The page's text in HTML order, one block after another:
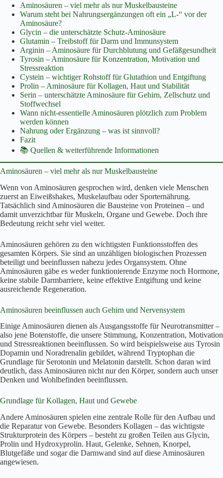
Aminosäuren – viel mehr als nur Muskelbausteine
Warum steht bei Nahrungsergänzungen oft ein „L-“ vor der
Aminosäure?
Glycin – die unterschätzte Schutz-Aminosäure
Glutamin – Treibstoff für Darm und Immunsystem
Arginin – Aminosäure für Durchblutung und Gefäßgesundheit
Tyrosin – Aminosäure für Konzentration, Motivation und
Stressreaktion
Cystein – wichtiger Rohstoff für Glutathion und Entgiftung
Prolin – Aminosäure für Kollagen, Haut und Stabilität
Serin – unterschätzte Aminosäure für Gehirn, Zellschutz und
Stoffwechsel
Wann nicht-essentielle Aminosäuren plötzlich zum Problem
werden können
Nahrung oder Ergänzung – was ist sinnvoll?
Fazit
📚 Quellen & weiterführende Informationen
Aminosäuren – viel mehr als nur Muskelbausteine
Wenn von Aminosäuren gesprochen wird, denken viele Menschen
zuerst an Eiweißshakes, Muskelaufbau oder Sporternährung.
Tatsächlich sind Aminosäuren die Bausteine von Proteinen – und
damit unverzichtbar für Muskeln, Organe und Gewebe. Doch ihre
Bedeutung reicht sehr viel weiter.
Aminosäuren gehören zu den wichtigsten Funktionsstoffen des
gesamten Körpers. Sie sind an unzähligen biologischen Prozessen
beteiligt und beeinflussen nahezu jedes Organsystem. Ohne
Aminosäuren gäbe es weder funktionierende Enzyme noch Hormone,
keine stabile Darmbarriere, keine effektive Entgiftung und keine
ausreichende Regeneration.
Aminosäuren beeinflussen auch Gehirn und Nervensystem
Einige Aminosäuren dienen als Ausgangsstoffe für Neurotransmitter –
also jene Botenstoffe, die unsere Stimmung, Konzentration, Motivation
und Stressreaktionen beeinflussen. So wird beispielsweise aus Tyrosin
Dopamin und Noradrenalin gebildet, während Tryptophan die
Grundlage für Serotonin und Melatonin darstellt. Schon daran wird
deutlich, dass Aminosäuren nicht nur den Körper, sondern auch unser
Denken und Wohlbefinden beeinflussen.
Grundlage für Kollagen, Haut und Gewebe
Andere Aminosäuren spielen eine zentrale Rolle für den Aufbau und
die Reparatur von Gewebe. Besonders Kollagen – das wichtigste
Strukturprotein des Körpers – besteht zu großen Teilen aus Glycin,
Prolin und Hydroxyprolin. Haut, Gelenke, Sehnen, Knorpel,
Blutgefäße und sogar die Darmwand sind auf diese Aminosäuren
angewiesen.